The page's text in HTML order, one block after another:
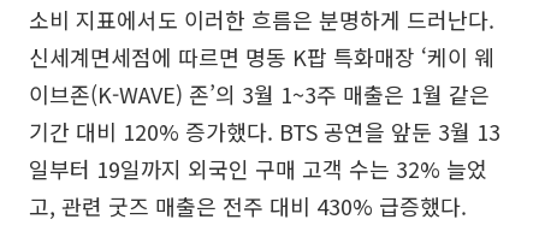
소비 지표에서도 이러한 흐름은 분명하게 드러난다.
신세계면세점에 따르면 명동 K팝 특화매장 ‘케이 웨
이브존(K-WAVE) 존’의 3월 1~3주 매출은 1월 같은
기간 대비 120% 증가했다. BTS 공연을 앞둔 3월 13
일부터 19일까지 외국인 구매 고객 수는 32% 늘었
고, 관련 굿즈 매출은 전주 대비 430% 급증했다.